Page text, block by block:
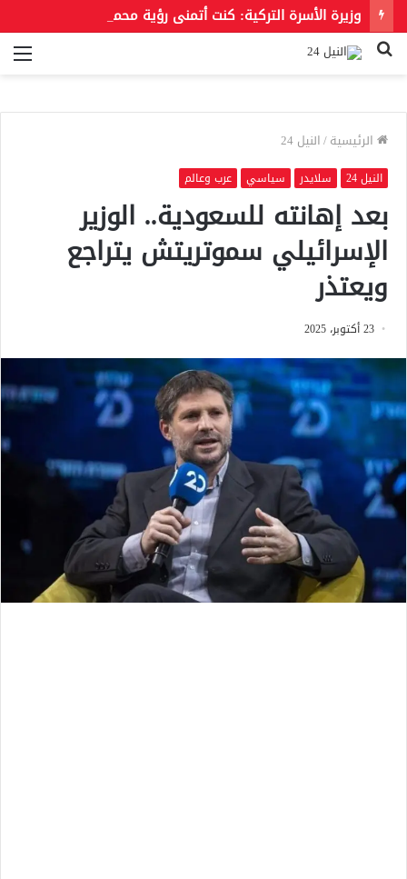
بحث
الرئيسية/النيل 24
النيل 24 سلايدر سياسي عرب وعالم
بعد إهانته للسعودية.. الوزير
الإسرائيلي سموتريتش يتراجع
ويعتذر
23 أكتوبر، 2025